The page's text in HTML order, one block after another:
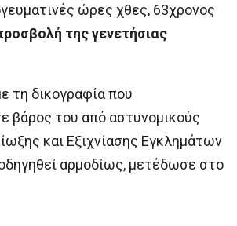
ώρες χθες, 63χρονος
της γενετήσιας
τη δικογραφία που
βάρος του από αστυνομικούς
και Εξιχνίασης Εγκλημάτων
αρμοδίως, μετέδωσε στο